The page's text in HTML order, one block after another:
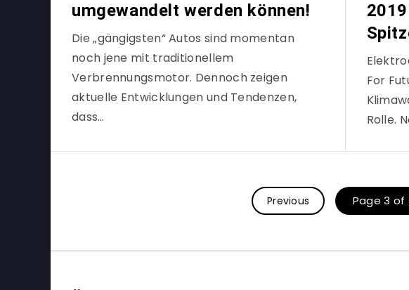
umgewandelt werden können!
Die „gängigsten“ Autos sind momentan
noch jene mit traditionellem
Verbrennungsmotor. Dennoch zeigen
aktuelle Entwicklungen und Tendenzen,
dass…
For
Rolle.
Previous Page 3 of